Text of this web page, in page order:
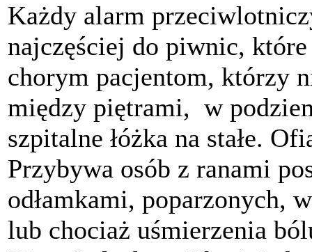
Każdy alarm
najczęściej do piwnic,
chorym pacjentom, którzy
między piętrami, w
szpitalne łóżka na stałe.
Przybywa osób z ranami
odłamkami, poparzonych,
lub chociaż uśmierzenia